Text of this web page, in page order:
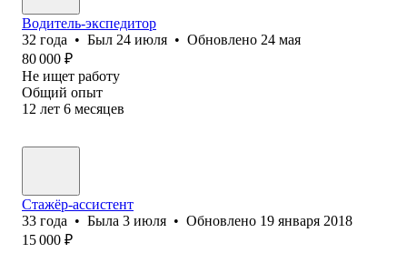
Водитель-экспедитор
32 года • Был 24 июля • Обновлено 24 мая
80 000 ₽
Не ищет работу
Общий опыт
12 лет 6 месяцев
Стажёр-ассистент
33 года • Была 3 июля • Обновлено 19 января 2018
15 000 ₽